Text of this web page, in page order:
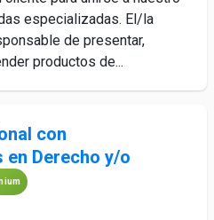
especializadas. El/la
de presentar,
productos de...
con
Derecho y/o